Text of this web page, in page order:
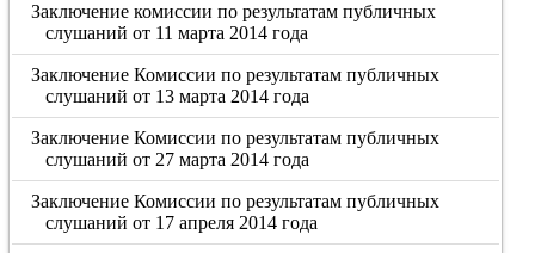
Заключение комиссии по результатам публичных
слушаний от 11 марта 2014 года
Заключение Комиссии по результатам публичных
слушаний от 13 марта 2014 года
Заключение Комиссии по результатам публичных
слушаний от 27 марта 2014 года
Заключение Комиссии по результатам публичных
слушаний от 17 апреля 2014 года